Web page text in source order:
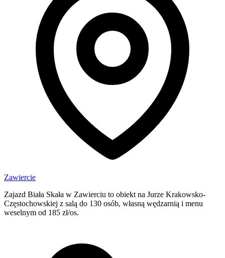
Zawiercie
Zajazd Biała Skała w Zawierciu to obiekt na Jurze Krakowsko-
Częstochowskiej z salą do 130 osób, własną wędzarnią i menu
weselnym od 185 zł/os.